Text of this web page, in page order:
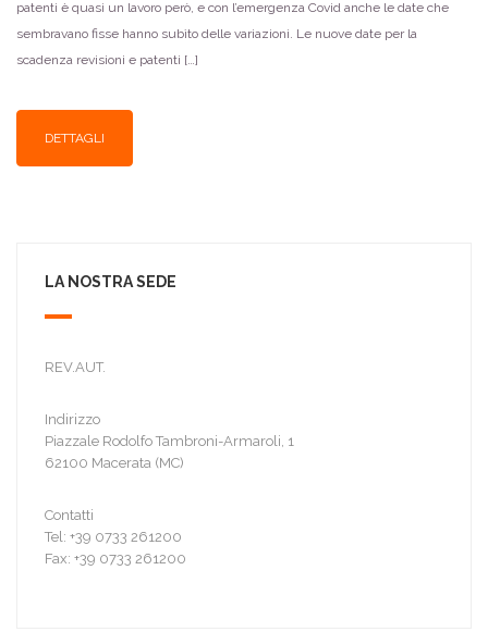
patenti è quasi un lavoro però, e con l’emergenza Covid anche le date che
sembravano fisse hanno subìto delle variazioni. Le nuove date per la
scadenza revisioni e patenti […]
DETTAGLI
LA NOSTRA SEDE
REV.AUT.
Indirizzo
Piazzale Rodolfo Tambroni-Armaroli, 1
62100 Macerata (MC)
Contatti
Tel: +39 0733 261200
Fax: +39 0733 261200